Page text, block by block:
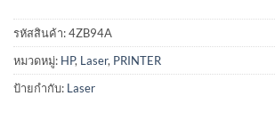
รหัสสินค้า:4ZB94A
หมวดหมู่: HP, Laser, PRINTER
ป้ายกำกับ: Laser